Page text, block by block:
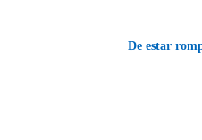
De estar